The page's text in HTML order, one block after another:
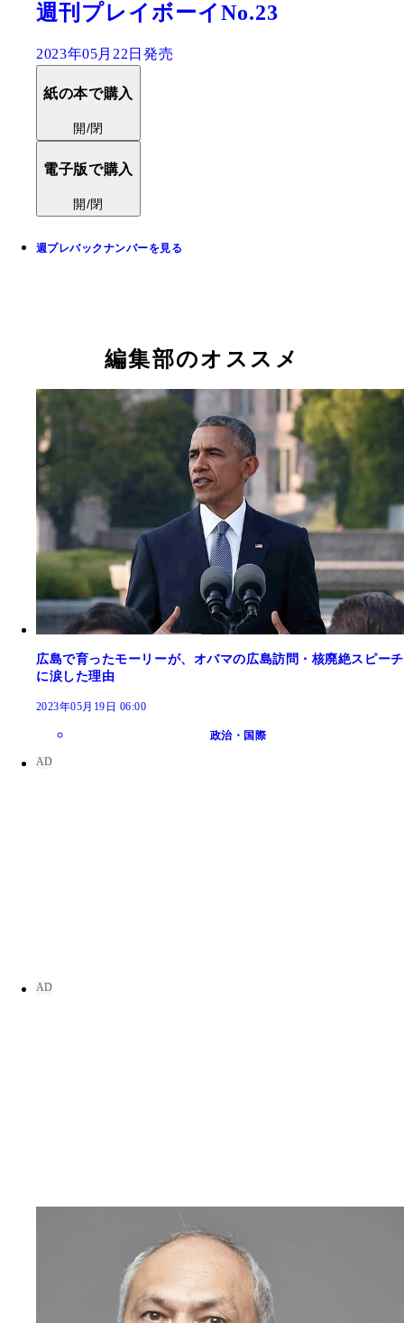
週刊プレイボーイNo.23
2023年05月22日発売
紙の本で購入
開/閉
電子版で購入
開/閉
週プレバックナンバーを見る
編集部のオススメ
広島で育ったモーリーが、オバマの広島訪問・核廃絶スピーチ
に涙した理由
2023年05月19日 06:00
政治・国際